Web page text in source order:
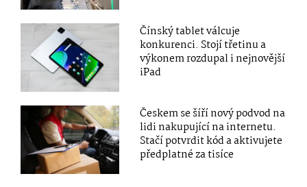
Čínský tablet válcuje
konkurenci. Stojí třetinu a
výkonem rozdupal i nejnovější
iPad
Českem se šíří nový podvod na
lidi nakupující na internetu.
Stačí potvrdit kód a aktivujete
předplatné za tisíce